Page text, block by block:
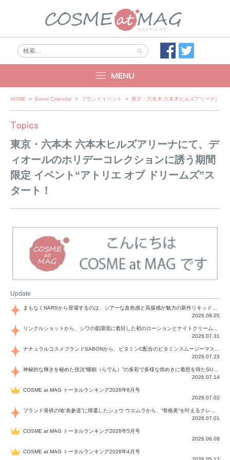
Skip
HOME > Event Calendar > ブランドイベント > 東京・六本木 六本木ヒルズアリーナにて
東京・六本木 六本木ヒルズアリーナにて、デ
ィオールのホリデーコレクションに誘う期間
限定 イベント“アトリエ オブ ドリームズ”ス
タート！
Update
まもなくNARSから登場するのは、シアーな血色感と高揚感が魅力の新作リキッドブラッシュ「インセイシャブル リキッドブラッシュ」と、ゴールデンアワーに染まる空にインスピレーションを得た「アフターグロー リップシャイン」の新色！夏をハックして！
2026.08.05
リンクルショットから、シワの肌環境に着目した初のローションとナイトクリームが登場！デイリーケアで、シワ特有の肌環境を改善し、シワが目立たない肌へと導きます。
2026.07.31
ナチュラルコスメブランドSABONから、ビタミンC配合のビタミンスムージーマスク「ラディアンスマスク」と、ペパーミントにオーガニックハーブを凝縮したジェルの涼感トリートメント美容液「スカルプセラム リフレッシング」が登場！日々のデイリーケアで、過酷な猛暑で疲れた肌や頭皮をサポート、心地よくリフレッシュし、優しく肌を整えます。
2026.07.23
神秘的な輝きを秘めた技法“螺鈿（らでん）”の多彩で多様な煌めきに着想を得たSUQQUの2026 秋 カラーコレクションから登場するのは、艶然と輝くアイシャドウや偏光パールを配したフェイスカラー、繊細なパールの煌めくネイル、そしてそれらを際立てる“朧げな艶”を秘めた新リクイドリップ「ブラー リクイド リップ」。強さを秘めたまろやかな洗練の表情に。
2026.07.14
COSME at MAG トータルランキング2026年6月号
2026.07.02
ブランド発祥の地“表参道”に帰還したシュウ ウエムラから、“骨格美“を叶えるクレヨンタイプのフェイスカラー「スカルプト クレヨン」と、ブランド初のリノベーションで進化した名品アイブロウ「ハード フォーミュラ ハード 10」が登場！
2026.07.01
COSME at MAG トータルランキング2026年5月号
2026.06.08
COSME at MAG トータルランキング2026年4月号